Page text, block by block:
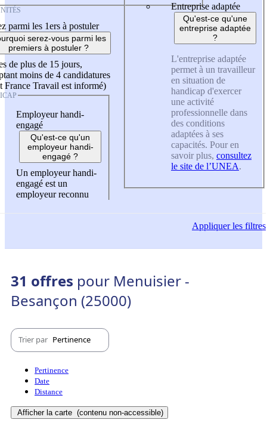
parmi les 1ers à postuler
serez-vous parmi les
premiers à postuler ?
de plus de 15 jours,
moins de 4 candidatures
France Travail est informé)
Employeur handi-
engagé
Qu'est-ce qu'un
employeur handi-
engagé ?
Un employeur handi-
engagé est un
employeur reconnu
Entreprise adaptée
Qu'est-ce qu'une
entreprise adaptée
?
L'entreprise adaptée
permet à un travailleur
en situation de
handicap d'exercer
une activité
professionnelle dans
des conditions
adaptées à ses
capacités. Pour en
savoir plus, consultez
le site de l’UNEA.
Appliquerles filtres
31 offres pour Menuisier -
Besançon (25000)
Trier par Pertinence
Pertinence
Date
Distance
Afficher la carte (contenu non-accessible)